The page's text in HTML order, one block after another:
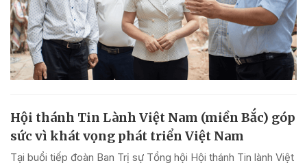
Hội thánh Tin Lành Việt Nam (miền Bắc) góp
sức vì khát vọng phát triển Việt Nam
Tại buổi tiếp đoàn Ban Trị sự Tổng hội Hội thánh Tin lành Việt